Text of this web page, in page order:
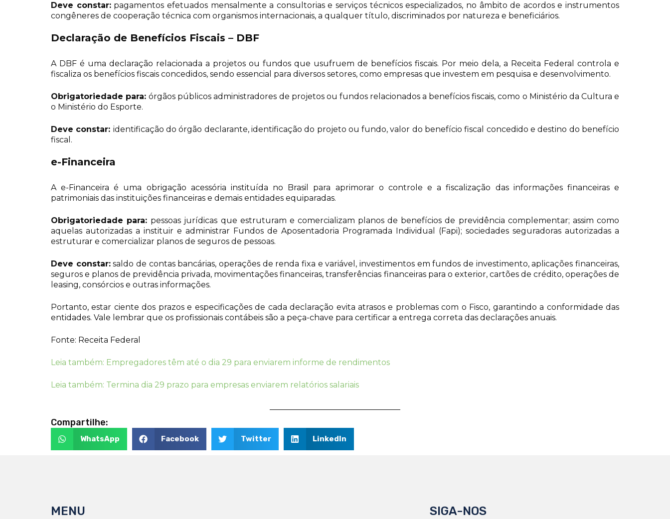
Deve constar:pagamentos efetuados mensalmente a consultorias e serviços técnicos especializados, no âmbito de acordos e instrumentos
congêneres de cooperação técnica com organismos internacionais, a qualquer título, discriminados por natureza e beneficiários.
Declaração de Benefícios Fiscais – DBF
A DBF é uma declaração relacionada a projetos ou fundos que usufruem de benefícios fiscais. Por meio dela, a Receita Federal controla e
fiscaliza os benefícios fiscais concedidos, sendo essencial para diversos setores, como empresas que investem em pesquisa e desenvolvimento.
Obrigatoriedade para:órgãos públicos administradores de projetos ou fundos relacionados a benefícios fiscais, como o Ministério da Cultura e
o Ministério do Esporte.
Deve constar: identificação do órgão declarante, identificação do projeto ou fundo, valor do benefício fiscal concedido e destino do benefício
fiscal.
e-Financeira
A e-Financeira é uma obrigação acessória instituída no Brasil para aprimorar o controle e a fiscalização das informações financeiras e
patrimoniais das instituições financeiras e demais entidades equiparadas.
Obrigatoriedade para: pessoas jurídicas que estruturam e comercializam planos de benefícios de previdência complementar; assim como
aquelas autorizadas a instituir e administrar Fundos de Aposentadoria Programada Individual (Fapi); sociedades seguradoras autorizadas a
estruturar e comercializar planos de seguros de pessoas.
Deve constar:saldo de contas bancárias, operações de renda fixa e variável, investimentos em fundos de investimento, aplicações financeiras,
seguros e planos de previdência privada, movimentações financeiras, transferências financeiras para o exterior, cartões de crédito, operações de
leasing, consórcios e outras informações.
Portanto, estar ciente dos prazos e especificações de cada declaração evita atrasos e problemas com o Fisco, garantindo a conformidade das
entidades. Vale lembrar que os profissionais contábeis são a peça-chave para certificar a entrega correta das declarações anuais.
Fonte: Receita Federal
Leia também: Empregadores têm até o dia 29 para enviarem informe de rendimentos
Leia também: Termina dia 29 prazo para empresas enviarem relatórios salariais
Compartilhe:
WhatsApp Facebook Twitter LinkedIn
MENU SIGA-NOS